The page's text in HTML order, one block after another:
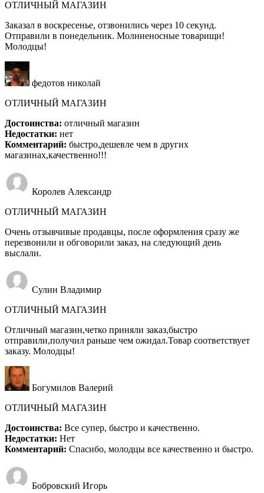
ОТЛИЧНЫЙ МАГАЗИН
Заказал в воскресенье, отзвонились через 10 секунд.
Отправили в понедельник. Молниеносные товарищи!
Молодцы!
федотов николай
ОТЛИЧНЫЙ МАГАЗИН
Достоинства: отличный магазин
Недостатки: нет
Комментарий: быстро,дешевле чем в других
магазинах,качественно!!!
Королев Александр
ОТЛИЧНЫЙ МАГАЗИН
Очень отзывчивые продавцы, после оформления сразу же
перезвонили и обговорили заказ, на следующий день
выслали.
Сулин Владимир
ОТЛИЧНЫЙ МАГАЗИН
Отличный магазин,четко приняли заказ,быстро
отправили,получил раньше чем ожидал.Товар соответствует
заказу. Молодцы!
Богумилов Валерий
ОТЛИЧНЫЙ МАГАЗИН
Достоинства: Все супер, быстро и качественно.
Недостатки: Нет
Комментарий: Спасибо, молодцы все качественно и быстро.
Бобровский Игорь